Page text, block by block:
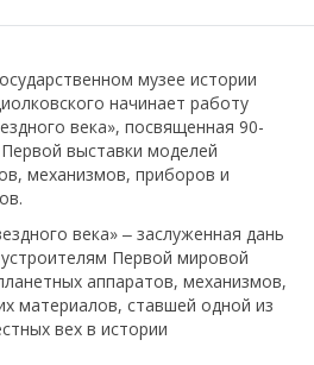
музее истории
начинает работу
века», посвященная 90-
выставки моделей
механизмов, приборов и
века» ‒ заслуженная дань
Первой мировой
аппаратов, механизмов,
материалов, ставшей одной из
вех в истории